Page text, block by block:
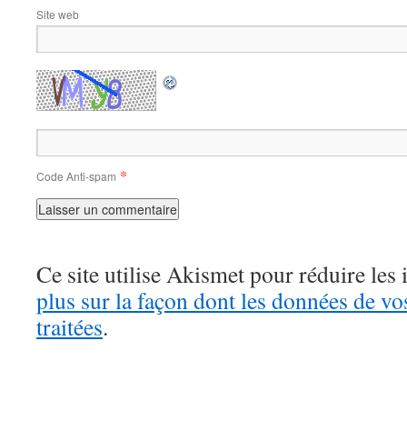
Site web
Code Anti-spam *
Ce site utilise Akismet pour réduire les
plus sur la façon dont les données de
traitées.